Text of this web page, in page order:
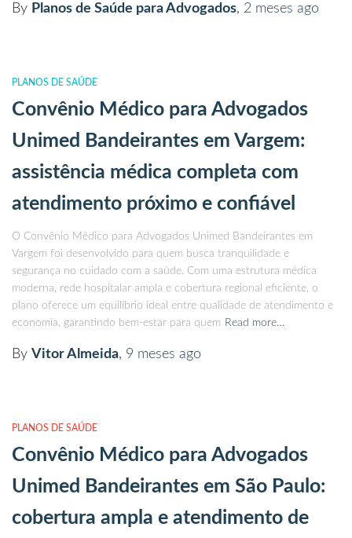
By Planos de Saúde para Advogados, 2 meses ago
PLANOS DE SAÚDE
Convênio Médico para Advogados
Unimed Bandeirantes em Vargem:
assistência médica completa com
atendimento próximo e confiável
O Convênio Médico para Advogados Unimed Bandeirantes em
Vargem foi desenvolvido para quem busca tranquilidade e
segurança no cuidado com a saúde. Com uma estrutura médica
moderna, rede hospitalar ampla e cobertura regional eficiente, o
plano oferece um equilíbrio ideal entre qualidade de atendimento e
economia, garantindo bem-estar para quem Read more…
By Vitor Almeida, 9 meses ago
PLANOS DE SAÚDE
Convênio Médico para Advogados
Unimed Bandeirantes em São Paulo:
cobertura ampla e atendimento de